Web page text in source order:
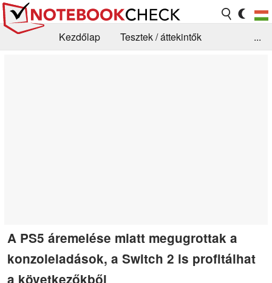
Kezdőlap
Tesztek / áttekintők
...
A PS5 áremelése miatt megugrottak a
konzoleladások, a Switch 2 is profitálhat
a következőkből